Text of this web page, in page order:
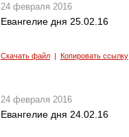
24 февраля 2016
Евангелие дня 25.02.16
Скачать файл| Копировать ссылку
24 февраля 2016
Евангелие дня 24.02.16